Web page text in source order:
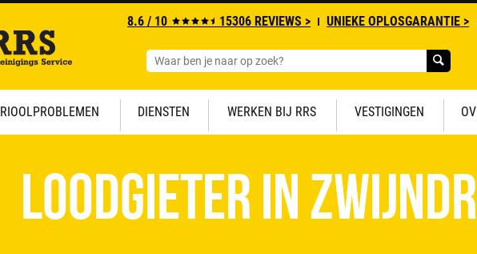
8.6 / 10 15306 REVIEWS > UNIEKE OPLOSGARANTIE >
RIOOLPROBLEMEN DIENSTEN WERKEN BIJ RRS VESTIGINGEN
Loodgieter in